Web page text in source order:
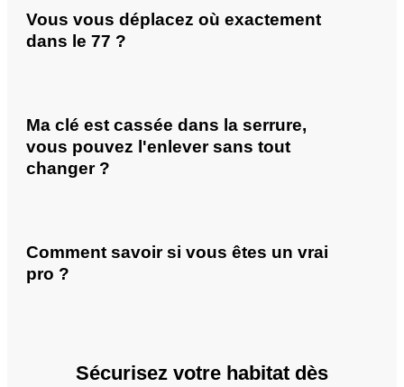
Vous vous déplacez où exactement
dans le 77 ?
Ma clé est cassée dans la serrure,
vous pouvez l'enlever sans tout
changer ?
Comment savoir si vous êtes un vrai
pro ?
Sécurisez votre habitat dès